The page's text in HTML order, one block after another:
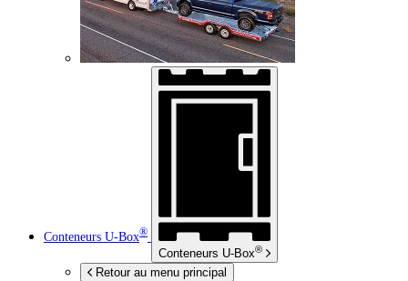
Conteneurs U-Box®
Conteneurs U-Box®
Retour au menu principal